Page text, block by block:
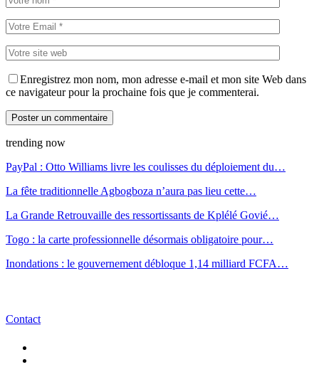
Enregistrez mon nom, mon adresse e-mail et mon site Web dans
ce navigateur pour la prochaine fois que je commenterai.
trending now
PayPal : Otto Williams livre les coulisses du déploiement du…
La fête traditionnelle Agbogboza n’aura pas lieu cette…
La Grande Retrouvaille des ressortissants de Kplélé Govié…
Togo : la carte professionnelle désormais obligatoire pour…
Inondations : le gouvernement débloque 1,14 milliard FCFA…
Contact